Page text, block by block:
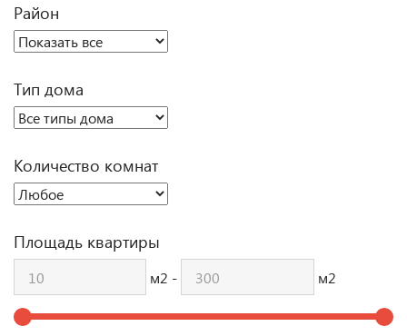
Район
Тип дома
Количество комнат
Площадь квартиры
м2 - м2